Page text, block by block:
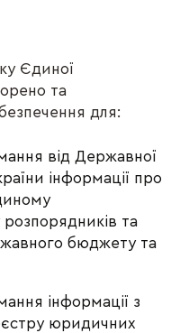
Єдиної
та
для:
від Державної
інформації про
та
бюджету та
інформації з
юридичних